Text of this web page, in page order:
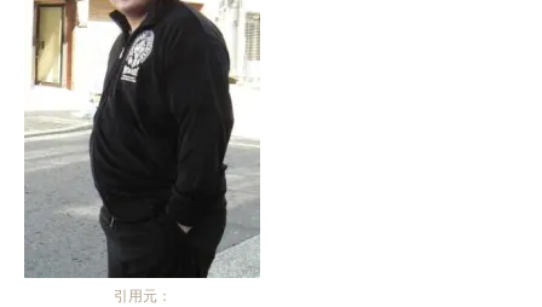
引用元：